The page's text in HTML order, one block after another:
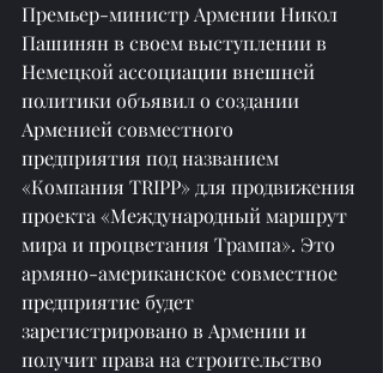
Премьер-министр Армении Никол
Пашинян в своем выступлении в
Немецкой ассоциации внешней
политики объявил о создании
Арменией совместного
предприятия под названием
«Компания TRIPP» для продвижения
проекта «Международный маршрут
мира и процветания Трампа». Это
армяно-американское совместное
предприятие будет
зарегистрировано в Армении и
получит права на строительство